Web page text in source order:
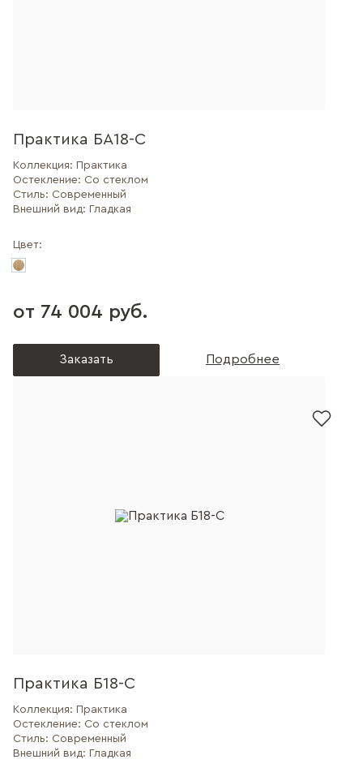
Практика БА18-С
Коллекция: Практика
Остекление: Со стеклом
Стиль: Современный
Внешний вид: Гладкая
Цвет:
от 74 004 руб.
Заказать Подробнее
Практика Б18-С
Коллекция: Практика
Остекление: Со стеклом
Стиль: Современный
Внешний вид: Гладкая